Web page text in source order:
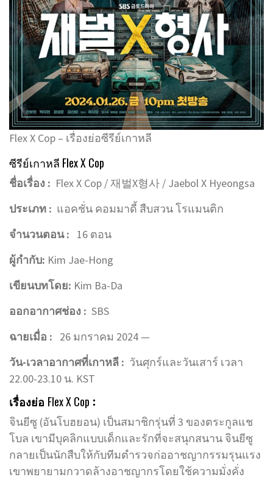
Flex X Cop – เรื่องย่อซีรีย์เกาหลี
ซีรีย์เกาหลี Flex X Cop
ชื่อเรื่อง : Flex X Cop / 재벌X형사 / Jaebol X Hyeongsa
ประเภท : แอคชั่น คอมมาดี้ สืบสวน โรแมนติก
จำนวนตอน :
16 ตอน
ผู้กำกับ: Kim Jae-Hong
เขียนบทโดย: Kim Ba-Da
ออกอากาศช่อง : SBS
ฉายเมื่อ :
26 มกราคม 2024 —
วัน-เวลาอากาศที่เกาหลี : วันศุกร์และวันเสาร์ เวลา
22.00-23.10 น. KST
เรื่องย่อ Flex X Cop :
จินยีซู (อันโบฮยอน) เป็นสมาชิกรุ่นที่ 3 ของตระกูลแช
โบล เขามีบุคลิกแบบเด็กและรักที่จะสนุกสนาน จินยีซู
กลายเป็นนักสืบให้กับทีมตำรวจก่ออาชญากรรมรุนแรง
เขาพยายามกวาดล้างอาชญากรโดยใช้ความมั่งคั่ง